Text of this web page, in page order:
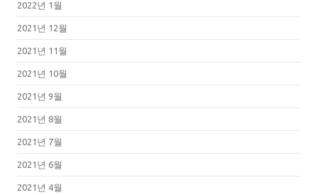
2022년 1월
2021년 12월
2021년 11월
2021년 10월
2021년 9월
2021년 8월
2021년 7월
2021년 6월
2021년 4월